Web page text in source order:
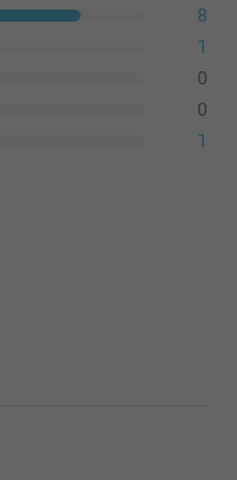
8
1
0
0
1